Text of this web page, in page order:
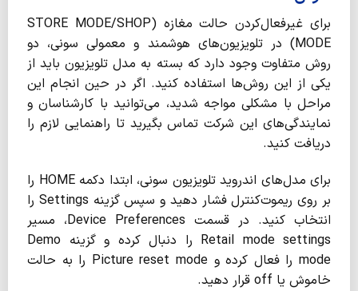
برای غیرفعال‌کردن حالت مغازه (STORE MODE/SHOP
MODE) در تلویزیون‌های هوشمند و معمولی سونی، دو
روش متفاوت وجود دارد که بسته به مدل تلویزیون باید از
یکی از این روش‌ها استفاده کنید. اگر در حین انجام این
مراحل با مشکلی مواجه شدید، می‌توانید با کارشناسان و
نمایندگی‌های این شرکت تماس بگیرید تا راهنمایی لازم را
دریافت کنید.
برای مدل‌های اندروید تلویزیون سونی، ابتدا دکمه HOME را
بر روی ریموت‌کنترل فشار دهید و سپس گزینه Settings را
انتخاب کنید. در قسمت Device Preferences، مسیر
Retail mode settings را دنبال کرده و گزینه Demo
mode را فعال کرده و Picture reset mode را به حالت
خاموش یا off قرار دهید.